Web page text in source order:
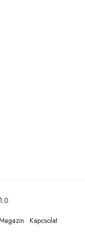
· Kapcsolat